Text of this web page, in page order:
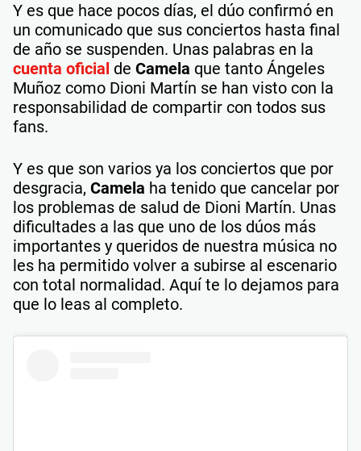
Y es que hace pocos días, el dúo confirmó en
un comunicado que sus conciertos hasta final
de año se suspenden. Unas palabras en la
cuenta oficial de Camela que tanto Ángeles
Muñoz como Dioni Martín se han visto con la
responsabilidad de compartir con todos sus
fans.
Y es que son varios ya los conciertos que por
desgracia, Camela ha tenido que cancelar por
los problemas de salud de Dioni Martín. Unas
dificultades a las que uno de los dúos más
importantes y queridos de nuestra música no
les ha permitido volver a subirse al escenario
con total normalidad. Aquí te lo dejamos para
que lo leas al completo.